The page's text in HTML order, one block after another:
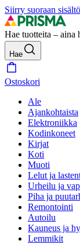
Siirry suoraan
Hae tuotteita – aina
Hae
Ostoskori
Ale
Ajankohtaista
Elektroniikka
Kodinkoneet
Kirjat
Koti
Muoti
Lelut ja
Urheilu ja
Piha ja
Remontointi
Autoilu
Kauneus ja
Lemmikit